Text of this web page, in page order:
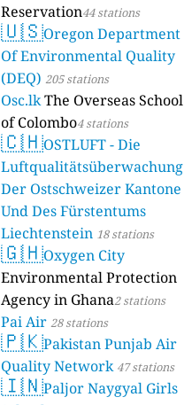
Reservation44 stations
🇺🇸Oregon Department
Of Environmental Quality
(DEQ) 205 stations
Osc.lkThe Overseas School
of Colombo4 stations
🇨🇭OSTLUFT - Die
Luftqualitätsüberwachung
Der Ostschweizer Kantone
Und Des Fürstentums
Liechtenstein 18 stations
🇬🇭Oxygen City
Environmental Protection
Agency in Ghana2 stations
Pai Air 28 stations
🇵🇰Pakistan Punjab Air
Quality Network 47 stations
🇮🇳Paljor Naygyal Girls